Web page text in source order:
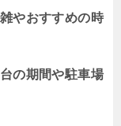
やおすすめの時
の期間や駐車場